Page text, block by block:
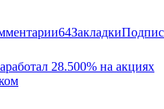
64Закладки
28.500% на акциях